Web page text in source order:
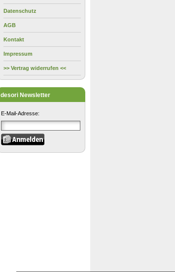
Datenschutz
AGB
Kontakt
Impressum
>> Vertrag widerrufen <<
desori Newsletter
E-Mail-Adresse: